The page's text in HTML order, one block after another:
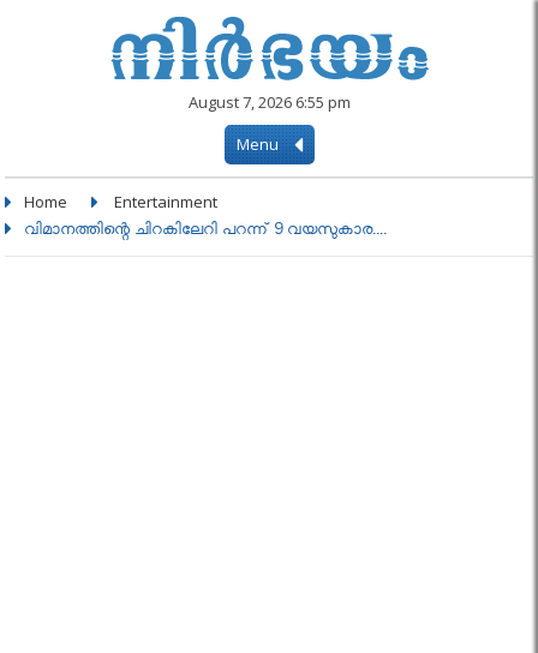
August 7, 2026 6:55 pm
Menu
Home Entertainment
വിമാനത്തിന്റെ ചിറകിലേറി പറന്ന് 9 വയസുകാര....